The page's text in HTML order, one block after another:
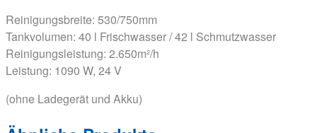
Reinigungsbreite: 530/750mm
Tankvolumen: 40 l Frischwasser / 42 l Schmutzwasser
Reinigungsleistung: 2.650m²/h
Leistung: 1090 W, 24 V
(ohne Ladegerät und Akku)